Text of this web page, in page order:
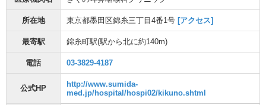
所在地 東京都墨田区錦糸三丁目4番1号 [アクセス]
最寄駅 錦糸町駅(駅から北に約140m)
電話 03-3829-4187
公式HP
http://www.sumida-
med.jp/hospital/hospi02/kikuno.shtml